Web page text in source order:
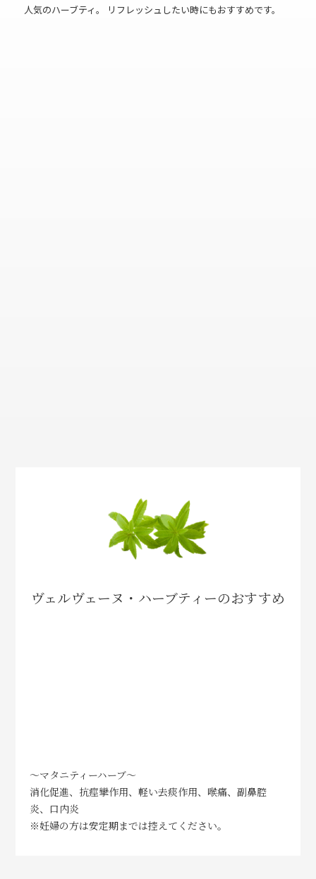
人気のハーブティ。 リフレッシュしたい時にもおすすめです。
ヴェルヴェーヌ・ハーブティーのおすすめ
～マタニティーハーブ～
消化促進、抗痙攣作用、軽い去痰作用、喉痛、副鼻腔
炎、口内炎
※妊婦の方は安定期までは控えてください。